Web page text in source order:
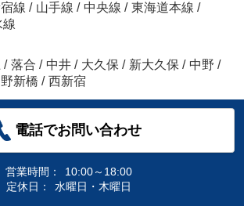
線 / 山手線 / 中央線 / 東海道本線 /
線
/ 落合 / 中井 / 大久保 / 新大久保 / 中野 /
新橋 / 西新宿
電話でお問い合わせ
営業時間：
10:00～18:00
定休日：
水曜日・木曜日